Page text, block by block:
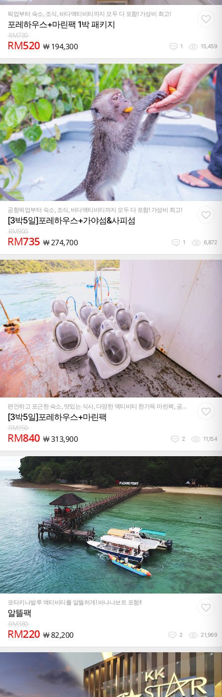
픽업부터 숙소, 조식, 바다액티비티까지 모두 다 포함! 가성비 최고!
포레하우스+마린팩 1박 패키지
RM730
RM520 ￦ 194,300 1 15,459
공항픽업부터 숙소, 조식, 바다액티비티까지 모두 다 포함! 가성비 최고!
[3박5일]포레하우스+가야섬&사피섬
RM900
RM735 ￦274,700 1 6,872
편안하고 포근한 숙소, 맛있는 식사, 다양한 액티비티 한가득 마린팩, 공
항이동까지 다 포함된 가성비 만점 패키지
[3박5일]포레하우스+마린팩
RM950
RM840 ￦313,900 2 11,154
코타키나발루 액티비티를 알뜰하게! 바나나보트 포함!!
알뜰팩
RM380
RM220 ￦82,200 2 21,969